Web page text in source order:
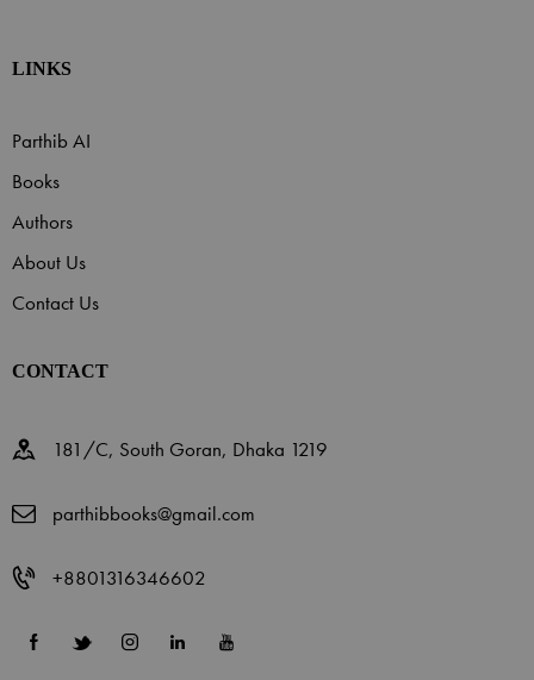
LINKS
Parthib AI
Books
Authors
About Us
Contact Us
CONTACT
181/C, South Goran, Dhaka 1219
parthibbooks@gmail.com
+8801316346602